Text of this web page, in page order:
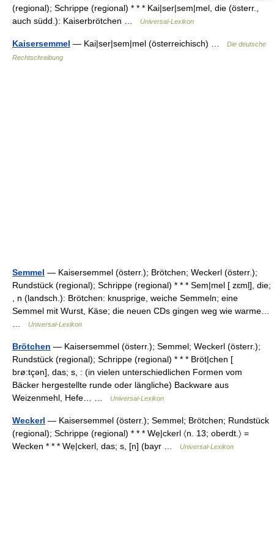
(regional); Schrippe (regional) * * * Kai|ser|sem|mel, die (österr.,
auch südd.): Kaiserbrötchen …
Universal-Lexikon
Kaisersemmel — Kai|ser|sem|mel (österreichisch) …
Die deutsche
Rechtschreibung
Semmel — Kaisersemmel (österr.); Brötchen; Weckerl (österr.);
Rundstück (regional); Schrippe (regional) * * * Sem|mel [ zɛml̩], die;
, n (landsch.): Brötchen: knusprige, weiche Semmeln; eine
Semmel mit Wurst, Käse; die neuen CDs gingen weg wie warme…
Universal-Lexikon
Brötchen — Kaisersemmel (österr.); Semmel; Weckerl (österr.);
Rundstück (regional); Schrippe (regional) * * * Bröt|chen [
brø:tçən], das; s, : (in vielen unterschiedlichen Formen vom
Bäcker hergestellte runde oder längliche) Backware aus
Weizenmehl, Hefe… …
Universal-Lexikon
Weckerl — Kaisersemmel (österr.); Semmel; Brötchen; Rundstück
(regional); Schrippe (regional) * * * Wẹ|ckerl 〈n. 13; oberdt.〉 =
Wecken * * * Wẹ|ckerl, das; s, [n] (bayr …
Universal-Lexikon